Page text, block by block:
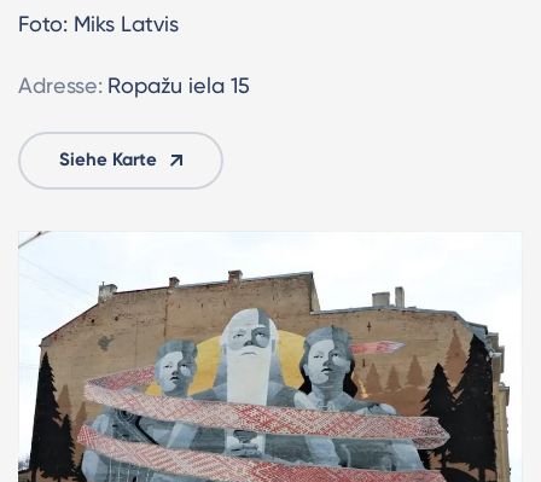
Foto: Miks Latvis
Adresse: Ropažu iela 15
Siehe Karte